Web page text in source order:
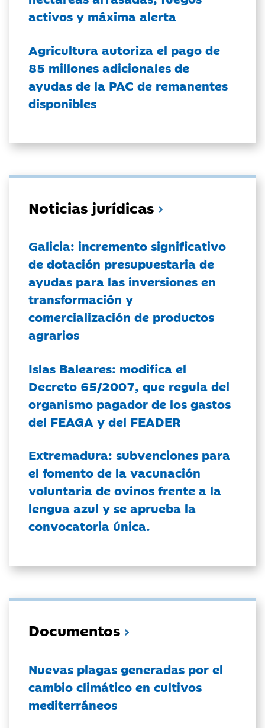
activos y máxima alerta
Agricultura autoriza el pago de
85 millones adicionales de
ayudas de la PAC de remanentes
disponibles
Noticias jurídicas
Galicia: incremento significativo
de dotación presupuestaria de
ayudas para las inversiones en
transformación y
comercialización de productos
agrarios
Islas Baleares: modifica el
Decreto 65/2007, que regula del
organismo pagador de los gastos
del FEAGA y del FEADER
Extremadura: subvenciones para
el fomento de la vacunación
voluntaria de ovinos frente a la
lengua azul y se aprueba la
convocatoria única.
Documentos
Nuevas plagas generadas por el
cambio climático en cultivos
mediterráneos